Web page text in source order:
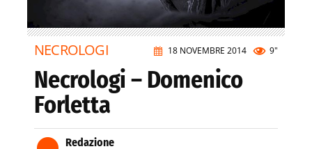
18 NOVEMBRE 2014 9"
NECROLOGI
Necrologi – Domenico
Forletta
Redazione